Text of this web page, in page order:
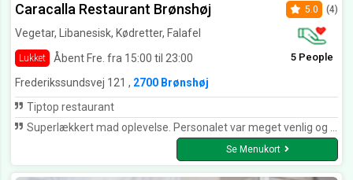
Caracalla Restaurant Brønshøj
Vegetar, Libanesisk, Kødretter, Falafel
Lukket Åbent Fre. fra 15:00 til 23:00
5.0 (4)
5 People
Frederikssundsvej 121 , 2700 Brønshøj
Tiptop restaurant
Superlækkert mad oplevelse. Personalet var meget venlig og hjælpsom.
Se Menukort